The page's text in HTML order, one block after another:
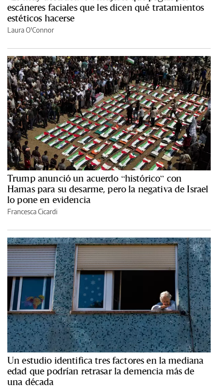
escáneres faciales que les dicen qué tratamientos
estéticos hacerse
Laura O'Connor
Trump anunció un acuerdo “histórico” con
Hamas para su desarme, pero la negativa de Israel
lo pone en evidencia
Francesca Cicardi
Un estudio identifica tres factores en la mediana
edad que podrían retrasar la demencia más de
una década